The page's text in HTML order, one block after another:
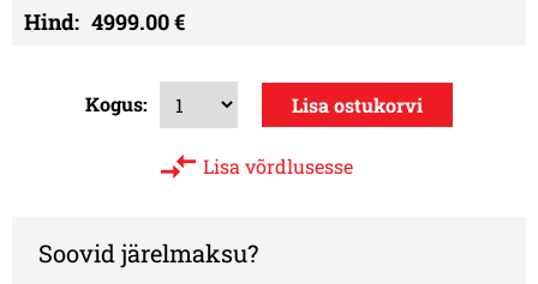
Hind: 4999.00 €
Kogus:
Lisa võrdlusesse
Soovid järelmaksu?